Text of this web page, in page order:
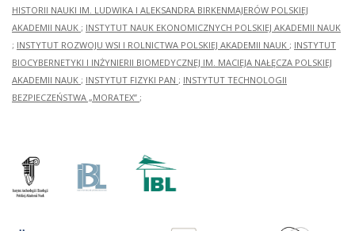
HISTORII NAUKI IM. LUDWIKA I ALEKSANDRA BIRKENMAJERÓW POLSKIEJ
AKADEMII NAUK ; INSTYTUT NAUK EKONOMICZNYCH POLSKIEJ AKADEMII NAUK
; INSTYTUT ROZWOJU WSI I ROLNICTWA POLSKIEJ AKADEMII NAUK ; INSTYTUT
BIOCYBERNETYKI I INŻYNIERII BIOMEDYCZNEJ IM. MACIEJA NAŁĘCZA POLSKIEJ
AKADEMII NAUK ; INSTYTUT FIZYKI PAN ; INSTYTUT TECHNOLOGII
BEZPIECZEŃSTWA „MORATEX” ;